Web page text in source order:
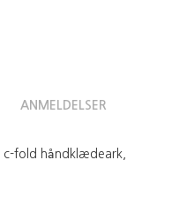
ANMELDELSER
c-fold håndklædeark,